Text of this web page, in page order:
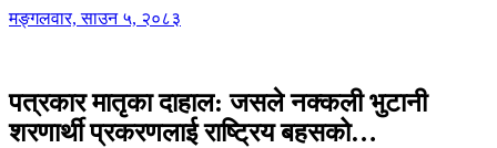
मङ्गलवार, साउन ५, २०८३
पत्रकार मातृका दाहाल: जसले नक्कली भुटानी
शरणार्थी प्रकरणलाई राष्ट्रिय बहसको…